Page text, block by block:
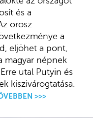
és a
orosz
a
eljöhet a pont,
magyar népnek
utal Putyin és
kiszivárogtatása.
>>>